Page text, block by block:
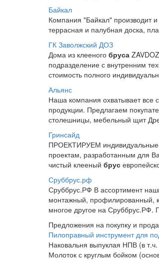
Байкал
Компания "Байкал" производит
террасная и палубная доска,
ГК Заволжский ДОЗ
Дома из клееного бруса
подразделение с внутренним
стоимость полного
Альянс
Наша компания охватывает все
продукции. Предлагаем
столешницы, мебельный щит
Гринсайд
ПРОЕКТИРУЕМ индивидуальные
проектам, разработанным для
чистый клееный брус
Сруббрус.рф
Сруббрус.РФ В ассортимент
монтажный, профилированный,
многое другое на Сруббрус.РФ.
Предложения на покупку и
Пилоправный инструмент для
Наковальня выпуклая НПВ (в
Молоток с круглым бойком